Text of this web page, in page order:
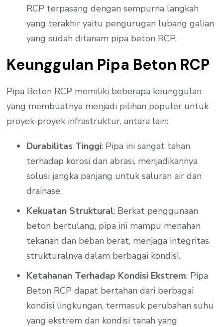
RCP terpasang dengan sempurna langkah
yang terakhir yaitu pengurugan lubang galian
yang sudah ditanam pipa beton RCP.
Keunggulan Pipa Beton RCP
Pipa Beton RCP memiliki beberapa keunggulan
yang membuatnya menjadi pilihan populer untuk
proyek-proyek infrastruktur, antara lain:
Durabilitas Tinggi: Pipa ini sangat tahan
terhadap korosi dan abrasi, menjadikannya
solusi jangka panjang untuk saluran air dan
drainase.
Kekuatan Struktural: Berkat penggunaan
beton bertulang, pipa ini mampu menahan
tekanan dan beban berat, menjaga integritas
strukturalnya dalam berbagai kondisi.
Ketahanan Terhadap Kondisi Ekstrem: Pipa
Beton RCP dapat bertahan dari berbagai
kondisi lingkungan, termasuk perubahan suhu
yang ekstrem dan kondisi tanah yang